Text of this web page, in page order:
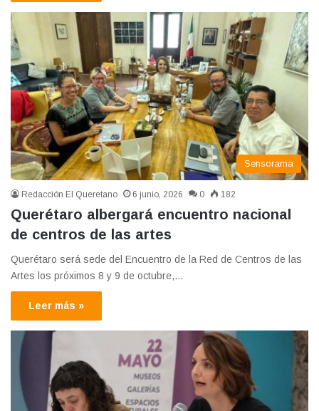
Sensorama
Redacción El Queretano 6 junio, 2026 0 182
Querétaro albergará encuentro nacional
de centros de las artes
Querétaro será sede del Encuentro de la Red de Centros de las
Artes los próximos 8 y 9 de octubre,…
Leer más »